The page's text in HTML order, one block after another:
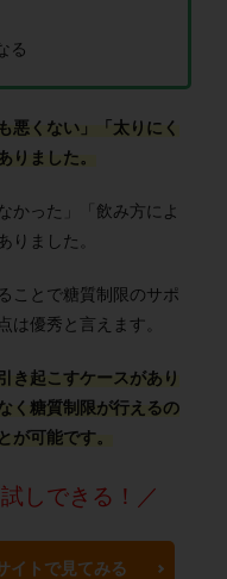
る
悪くない」「太りにく
りました。
かった」「飲み方によ
りました。
ことで糖質制限のサポ
は優秀と言えます。
き起こすケースがあり
く糖質制限が行えるの
が可能です。
しできる！／
イトで見てみる